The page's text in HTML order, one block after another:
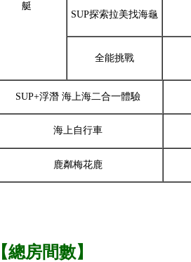
艇
SUP探索拉美找海龜
全能挑戰
SUP+浮潛 海上海二合一體驗
海上自行車
鹿粼梅花鹿
【總房間數】